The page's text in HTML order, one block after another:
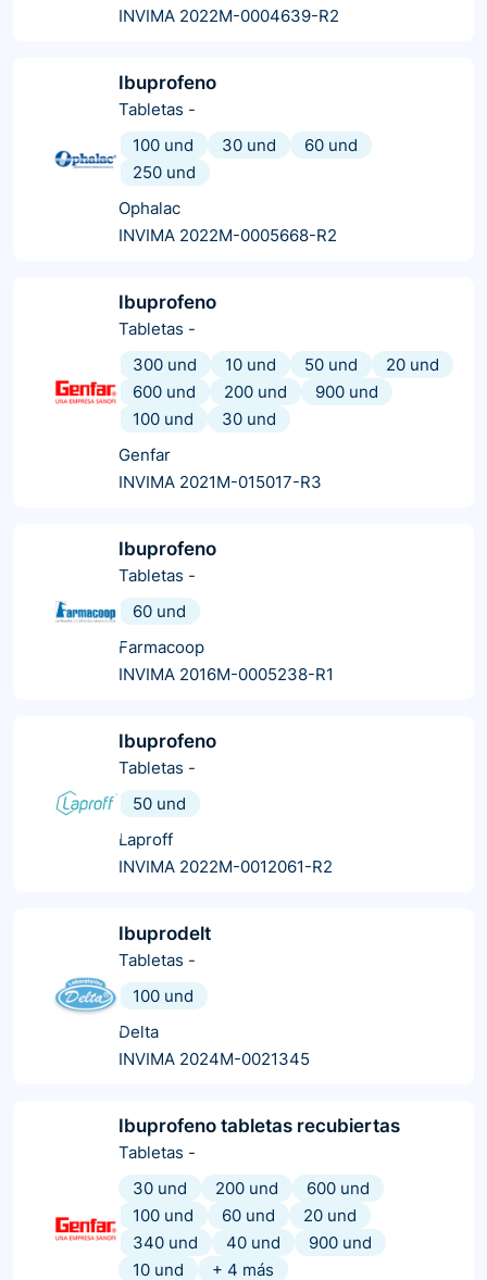
INVIMA 2022M-0004639-R2
Ibuprofeno
Tabletas -
100 und
30 und
60 und
250 und
Ophalac
INVIMA 2022M-0005668-R2
Ibuprofeno
Tabletas -
300 und
10 und 50 und
20 und
600 und
200 und
900 und
100 und
30 und
Genfar
INVIMA 2021M-015017-R3
Ibuprofeno
Tabletas -
60 und
Farmacoop
INVIMA 2016M-0005238-R1
Ibuprofeno
Tabletas -
50 und
Laproff
INVIMA 2022M-0012061-R2
Ibuprodelt
Tabletas -
100 und
Delta
INVIMA 2024M-0021345
Ibuprofeno tabletas recubiertas
Tabletas -
30 und
200 und
600 und
100 und
60 und
20 und
340 und
40 und
900 und
10 und
+ 4 más